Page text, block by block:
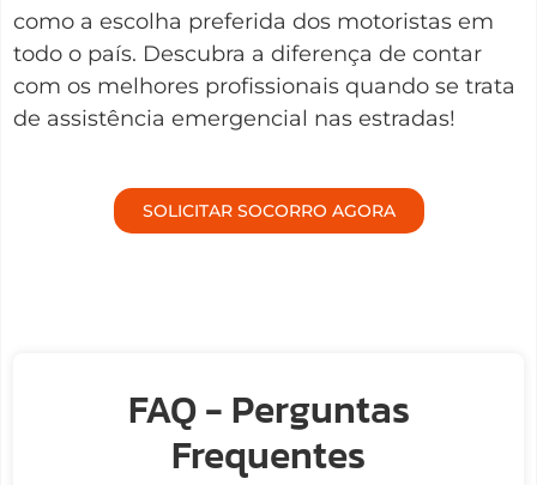
como a escolha preferida dos motoristas em
todo o país. Descubra a diferença de contar
com os melhores profissionais quando se trata
de assistência emergencial nas estradas!
SOLICITAR SOCORRO AGORA
FAQ - Perguntas
Frequentes